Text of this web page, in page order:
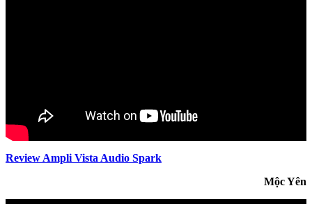
Review Ampli Vista Audio Spark
Mộc Yên